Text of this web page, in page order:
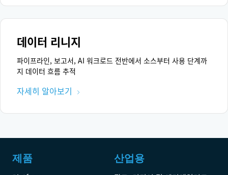
데이터 리니지
파이프라인, 보고서, AI 워크로드 전반에서 소스부터 사용 단계까
지 데이터 흐름 추적
자세히 알아보기
제품 산업용